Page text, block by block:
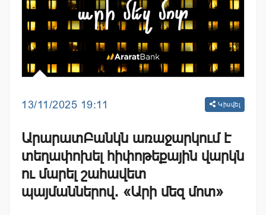
13/11/2025 19:11 Կիսվել
ԱրարատԲանկն առաջարկում է
տեղափոխել հիփոթեքային վարկն
ու մարել շահավետ
պայմաններով․ «Արի մեզ մոտ»